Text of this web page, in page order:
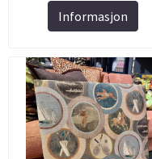
Informasjon